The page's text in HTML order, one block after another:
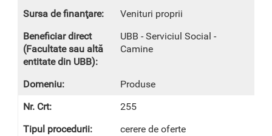
Venituri proprii
UBB - Serviciul Social -
Camine
Produse
255
cerere de oferte